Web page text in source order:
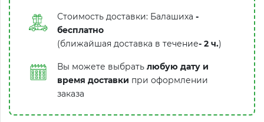
Стоимость доставки: Балашиха -
бесплатно
(ближайшая доставка в течение- 2 ч.)
Вы можете выбрать любую дату и
время доставки при оформлении
заказа